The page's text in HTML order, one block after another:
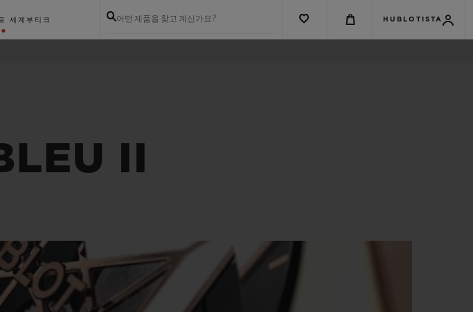
세계 부티크 어떤 제품을 찾고 계신가요? HUBLOTISTA
II